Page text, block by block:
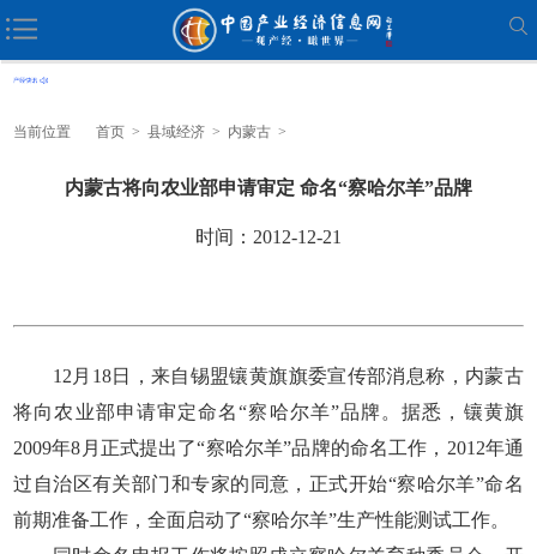
当前位置 首页 > 县域经济 > 内蒙古 >
内蒙古将向农业部申请审定 命名“察哈尔羊”品牌
时间：2012-12-21
12月18日，来自锡盟镶黄旗旗委宣传部消息称，内蒙古
将向农业部申请审定命名“察哈尔羊”品牌。据悉，镶黄旗
2009年8月正式提出了“察哈尔羊”品牌的命名工作，2012年通
过自治区有关部门和专家的同意，正式开始“察哈尔羊”命名
前期准备工作，全面启动了“察哈尔羊”生产性能测试工作。